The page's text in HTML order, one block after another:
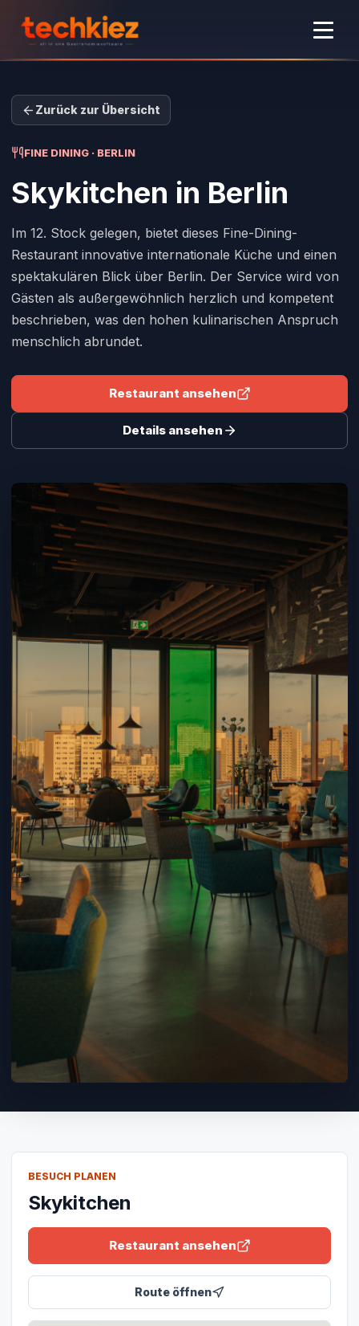
Zurück zur Übersicht
FINE DINING · BERLIN
Skykitchen in Berlin
Im 12. Stock gelegen, bietet dieses Fine-Dining-
Restaurant innovative internationale Küche und einen
spektakulären Blick über Berlin. Der Service wird von
Gästen als außergewöhnlich herzlich und kompetent
beschrieben, was den hohen kulinarischen Anspruch
menschlich abrundet.
Restaurant ansehen
Details ansehen
BESUCH PLANEN
Skykitchen
Restaurant ansehen
Route öffnen